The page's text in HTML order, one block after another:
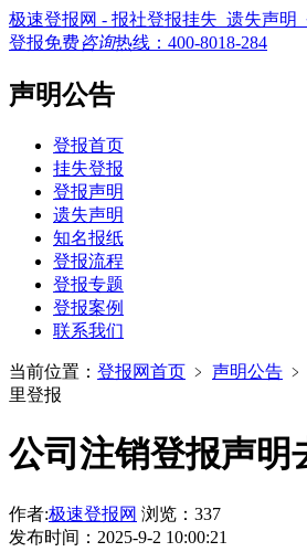
极速登报网 - 报社登报挂失_遗失声明
登报免费咨询热线： 400-8018-284
声明公告
登报首页
挂失登报
登报声明
遗失声明
知名报纸
登报流程
登报专题
登报案例
联系我们
当前位置： 登报网首页 ﹥ 声明公告 ﹥
里登报
公司注销登报声明
作者:极速登报网 浏览：337
发布时间：2025-9-2 10:00:21